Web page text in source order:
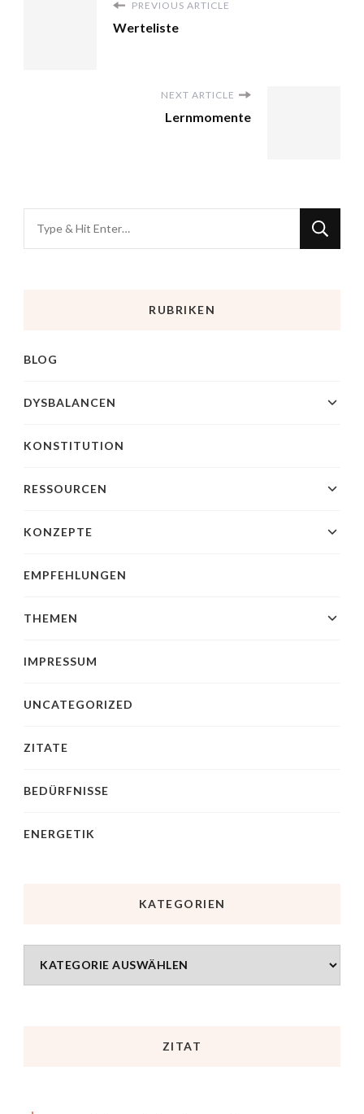
PREVIOUS ARTICLE
Werteliste
NEXT ARTICLE
Lernmomente
RUBRIKEN
BLOG
DYSBALANCEN
KONSTITUTION
RESSOURCEN
KONZEPTE
EMPFEHLUNGEN
THEMEN
IMPRESSUM
UNCATEGORIZED
ZITATE
BEDÜRFNISSE
ENERGETIK
KATEGORIEN
ZITAT